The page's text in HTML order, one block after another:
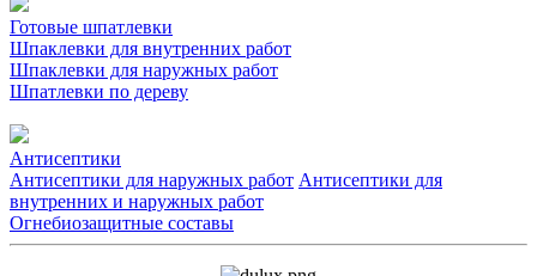
Готовые шпатлевки
Шпаклевки для внутренних работ
Шпаклевки для наружных работ
Шпатлевки по дереву
Антисептики
Антисептики для наружных работ Антисептики для
внутренних и наружных работ
Огнебиозащитные составы